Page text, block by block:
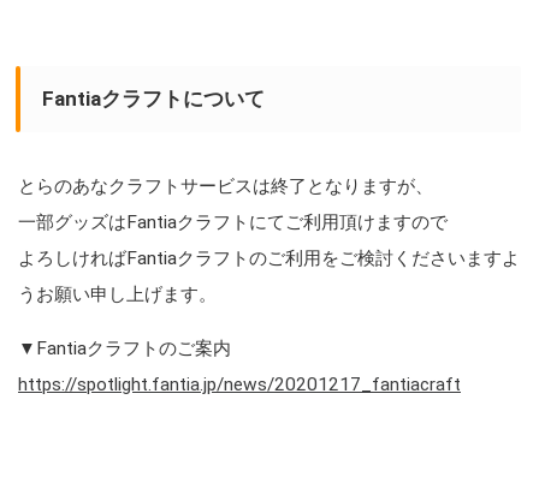
Fantiaクラフトについて
とらのあなクラフトサービスは終了となりますが、
一部グッズはFantiaクラフトにてご利用頂けますので
よろしければFantiaクラフトのご利用をご検討くださいますよ
うお願い申し上げます。
▼Fantiaクラフトのご案内
https://spotlight.fantia.jp/news/20201217_fantiacraft